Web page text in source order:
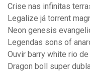
Crise nas infinitas
Legalize já torrent
Neon genesis
Legendas sons of
Ouvir barry white rio de
Dragon boll super